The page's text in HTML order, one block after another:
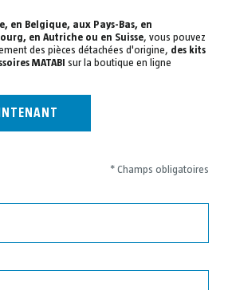
en Belgique, aux Pays-Bas, en
en Autriche ou en Suisse, vous pouvez
des pièces détachées d'origine, des kits
MATABI sur la boutique en ligne
* Champs obligatoires